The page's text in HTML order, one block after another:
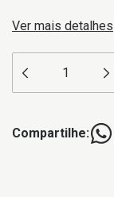
Ver mais detalhes
Compartilhe: